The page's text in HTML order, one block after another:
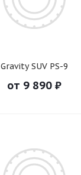
Gravity SUV PS-9
от 9 890 ₽